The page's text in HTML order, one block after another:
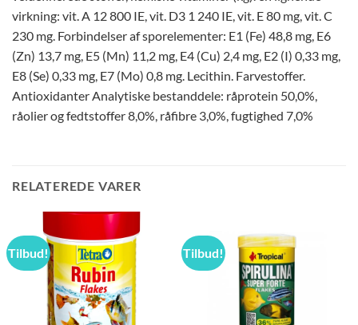
virkning: vit. A 12 800 IE, vit. D3 1 240 IE, vit. E 80 mg, vit. C
230 mg. Forbindelser af sporelementer: E1 (Fe) 48,8 mg, E6
(Zn) 13,7 mg, E5 (Mn) 11,2 mg, E4 (Cu) 2,4 mg, E2 (I) 0,33 mg,
E8 (Se) 0,33 mg, E7 (Mo) 0,8 mg. Lecithin. Farvestoffer.
Antioxidanter Analytiske bestanddele: råprotein 50,0%,
råolier og fedtstoffer 8,0%, råfibre 3,0%, fugtighed 7,0%
RELATEREDE VARER
Tilbud! Tilbud!